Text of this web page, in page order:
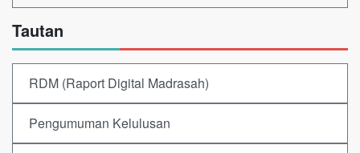
Tautan
RDM (Raport Digital Madrasah)
Pengumuman Kelulusan